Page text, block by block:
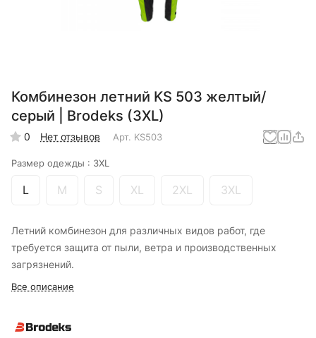
Комбинезон летний KS 503 желтый/
серый | Brodeks (3XL)
0 Нет отзывов Арт. KS503
Размер одежды : 3XL
L M S XL 2XL 3XL
Летний комбинезон для различных видов работ, где
требуется защита от пыли, ветра и производственных
загрязнений.
Все описание